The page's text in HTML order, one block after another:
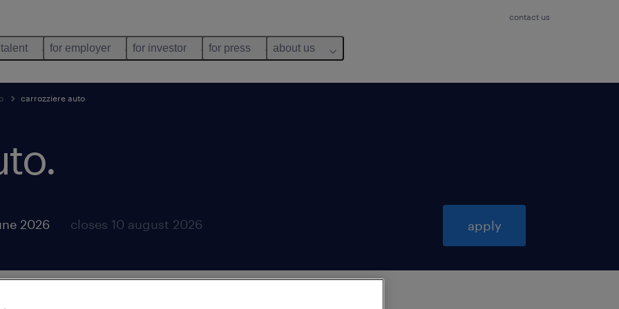
contact us
for employer for investor for press about us
carrozziere auto
.
2026 closes 10 august 2026 apply